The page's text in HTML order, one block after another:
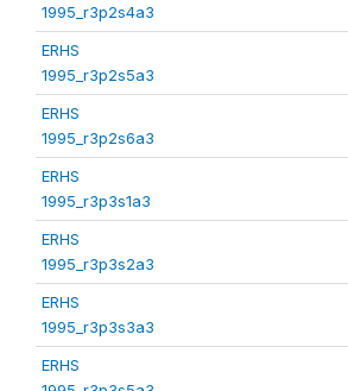
1995_r3p2s4a3
ERHS
1995_r3p2s5a3
ERHS
1995_r3p2s6a3
ERHS
1995_r3p3s1a3
ERHS
1995_r3p3s2a3
ERHS
1995_r3p3s3a3
ERHS